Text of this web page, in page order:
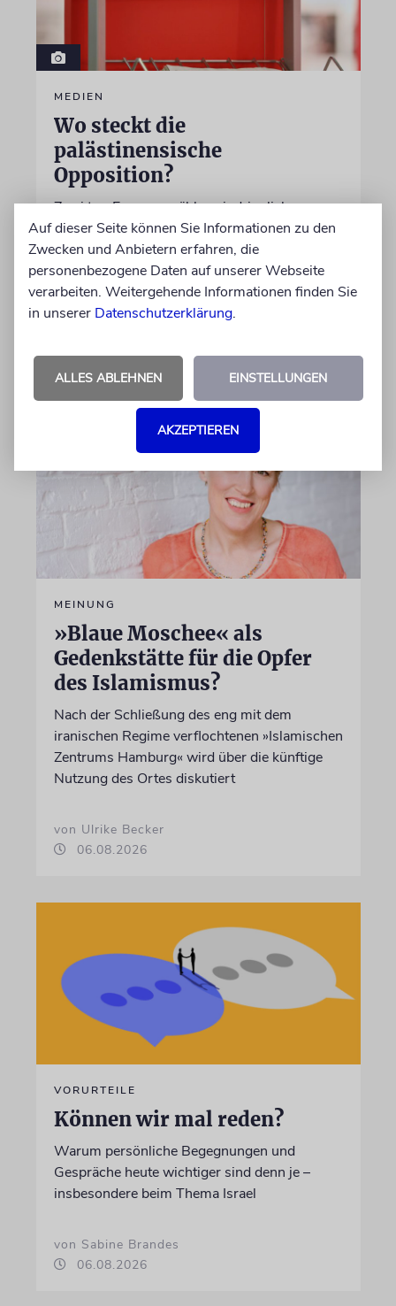
MEDIEN
Wo steckt die
palästinensische
Opposition?
Zwei taz-Essays erzählen eindringlich von
palästinensischer und muslimischer
Entfremdung in Deutschland. Sie lassen
zugleich einen entscheidenden blinden Fleck
im Nahostkonflikts unerwähnt
MEINUNG
»Blaue Moschee« als
Gedenkstätte für die Opfer
des Islamismus?
Nach der Schließung des eng mit dem
iranischen Regime verflochtenen »Islamischen
Zentrums Hamburg« wird über die künftige
Nutzung des Ortes diskutiert
von Ulrike Becker
06.08.2026
VORURTEILE
Können wir mal reden?
Warum persönliche Begegnungen und
Gespräche heute wichtiger sind denn je –
insbesondere beim Thema Israel
von Sabine Brandes
06.08.2026
Auf dieser Seite können Sie Informationen zu den
Zwecken und Anbietern erfahren, die
personenbezogene Daten auf unserer Webseite
verarbeiten. Weitergehende Informationen finden Sie
in unserer Datenschutzerklärung.
ALLES ABLEHNEN EINSTELLUNGEN
AKZEPTIEREN